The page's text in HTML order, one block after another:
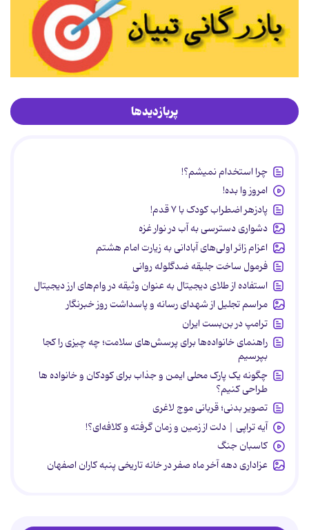
پربازدیدها
چرا استخدام نمیشم؟!
امروز وا بده!
پادزهر اضطراب کودک با ۷ قدم!
دشواری دسترسی به آب در نوار غزه
اعزام زائر اولی‌های آبادانی به زیارت امام هشتم
فرمول ساخت جلیقه ضدگلوله روانی
استفاده از طلای دیجیتال به عنوان وثیقه در وام‌های ارز دیجیتال
مراسم تجلیل از شهدای رسانه و پاسداشت روز خبرنگار
ترامپ در بن‌بست ایران
راهنمای خانواده‌ها برای پرسش‌های سلامت؛ چه چیزی را کجا
بپرسیم
چگونه یک پارک محلی ایمن و جذاب برای کودکان و خانواده ها
طراحی کنیم؟
تصویر بدنی؛ قربانی موج لاغری
آیه تراپی | دلت از زمین و زمان گرفته و کلافه‌ای؟!
کاسبان جنگ
عزاداری دهه آخر ماه صفر در خانه تاریخی پنبه کاران اصفهان